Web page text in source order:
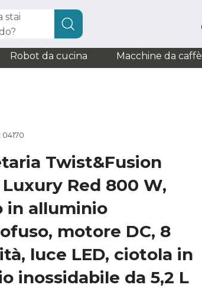
stai
Robot da cucina Macchine da caffè
Twist&Fusion
Red 800 W,
in alluminio
motore DC, 8
luce LED, ciotola in
inossidabile da 5,2 L